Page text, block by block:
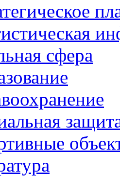
сфера